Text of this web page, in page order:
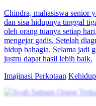
Chindra, mahasiswa senior
dan sisa hidupnya tinggal
oleh orang tuanya setiap
mengejar gadis. Setelah
hidup bahagia. Selama jadi
justru dapat hasil lebih baik.
Imajinasi Perkotaan